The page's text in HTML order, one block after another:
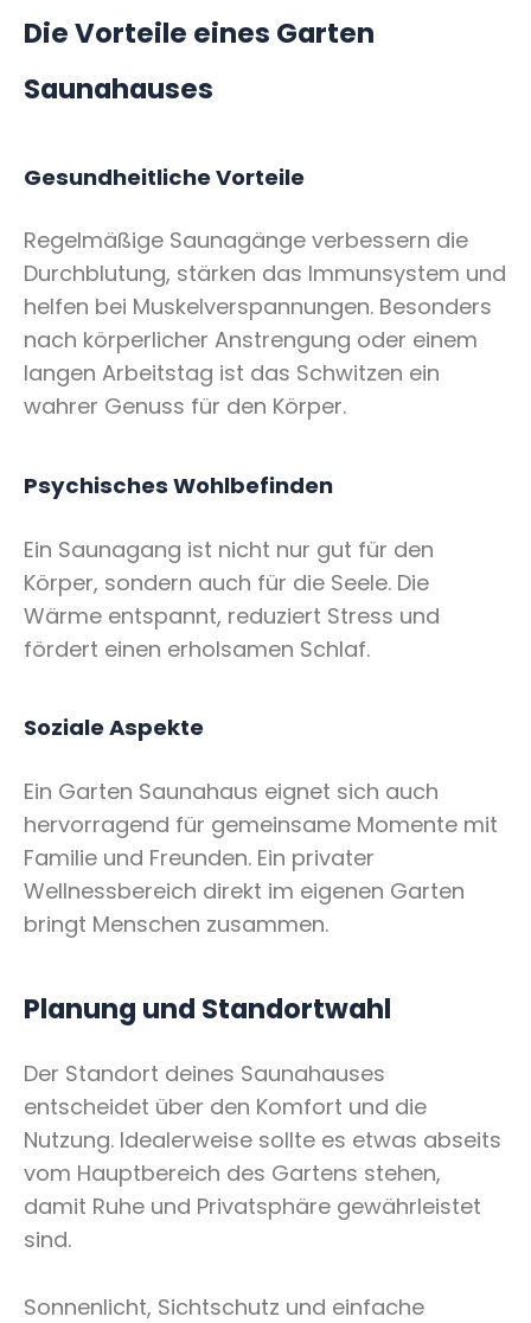
Die Vorteile eines Garten
Saunahauses
Gesundheitliche Vorteile
Regelmäßige Saunagänge verbessern die
Durchblutung, stärken das Immunsystem und
helfen bei Muskelverspannungen. Besonders
nach körperlicher Anstrengung oder einem
langen Arbeitstag ist das Schwitzen ein
wahrer Genuss für den Körper.
Psychisches Wohlbefinden
Ein Saunagang ist nicht nur gut für den
Körper, sondern auch für die Seele. Die
Wärme entspannt, reduziert Stress und
fördert einen erholsamen Schlaf.
Soziale Aspekte
Ein Garten Saunahaus eignet sich auch
hervorragend für gemeinsame Momente mit
Familie und Freunden. Ein privater
Wellnessbereich direkt im eigenen Garten
bringt Menschen zusammen.
Planung und Standortwahl
Der Standort deines Saunahauses
entscheidet über den Komfort und die
Nutzung. Idealerweise sollte es etwas abseits
vom Hauptbereich des Gartens stehen,
damit Ruhe und Privatsphäre gewährleistet
sind.
Sonnenlicht, Sichtschutz und einfache